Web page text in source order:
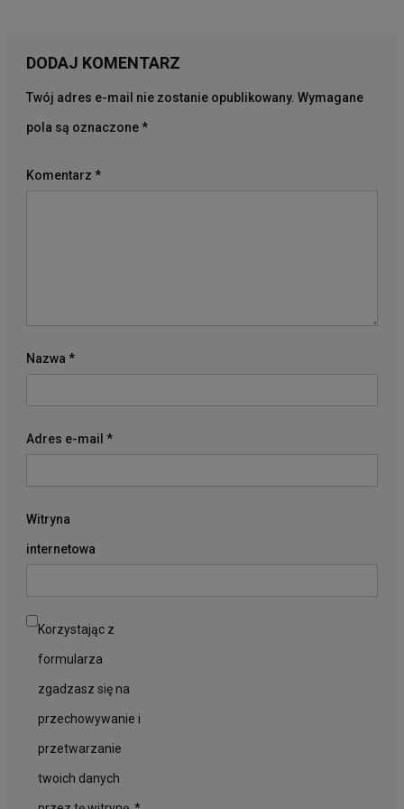
DODAJ KOMENTARZ
Twój adres e-mail nie zostanie opublikowany. Wymagane
pola są oznaczone*
Komentarz *
Nazwa *
Adres e-mail *
Witryna
internetowa
Korzystając z
formularza
zgadzasz się na
przechowywanie i
przetwarzanie
twoich danych